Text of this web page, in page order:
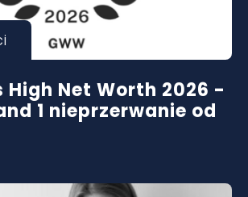
High Net Worth 2026 -
1 nieprzerwanie od